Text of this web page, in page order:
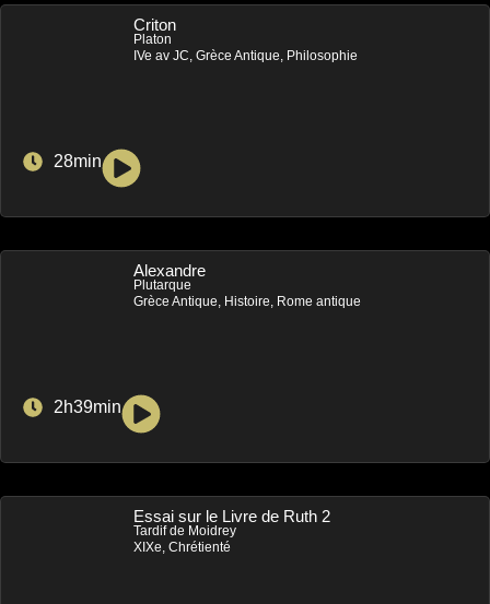
Criton
Platon
IVe av JC, Grèce Antique, Philosophie
28min
Alexandre
Plutarque
Grèce Antique, Histoire, Rome antique
2h39min
Essai sur le Livre de Ruth 2
Tardif de Moidrey
XIXe, Chrétienté